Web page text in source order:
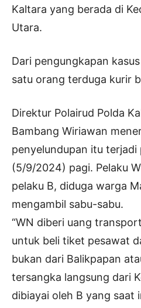
Kaltara yang berada di
Utara.
Dari pengungkapan
satu orang terduga kurir
Direktur Polairud Polda
Bambang Wiriawan
penyelundupan itu terjadi
(5/9/2024) pagi. Pelaku
pelaku B, diduga warga
mengambil sabu-sabu.
“WN diberi uang
untuk beli tiket pesawat
bukan dari Balikpapan
tersangka langsung dari
dibiayai oleh B yang saat